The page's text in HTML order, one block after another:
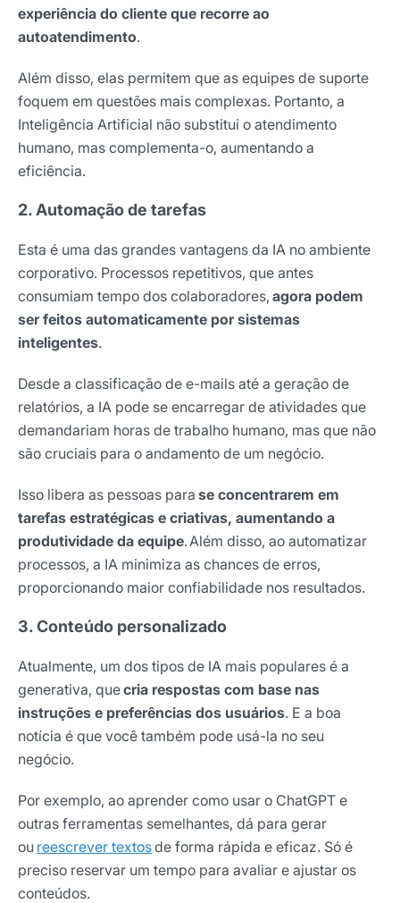
experiência do cliente que recorre ao
autoatendimento.
Além disso, elas permitem que as equipes de suporte
foquem em questões mais complexas. Portanto, a
Inteligência Artificial não substitui o atendimento
humano, mas complementa-o, aumentando a
eficiência.
2. Automação de tarefas
Esta é uma das grandes vantagens da IA no ambiente
corporativo. Processos repetitivos, que antes
consumiam tempo dos colaboradores, agora podem
ser feitos automaticamente por sistemas
inteligentes.
Desde a classificação de e-mails até a geração de
relatórios, a IA pode se encarregar de atividades que
demandariam horas de trabalho humano, mas que não
são cruciais para o andamento de um negócio.
Isso libera as pessoas para se concentrarem em
tarefas estratégicas e criativas, aumentando a
produtividade da equipe. Além disso, ao automatizar
processos, a IA minimiza as chances de erros,
proporcionando maior confiabilidade nos resultados.
3. Conteúdo personalizado
Atualmente, um dos tipos de IA mais populares é a
generativa, quecria respostas com base nas
instruções e preferências dos usuários. E a boa
notícia é que você também pode usá-la no seu
negócio.
Por exemplo, ao aprender como usar o ChatGPT e
outras ferramentas semelhantes, dá para gerar
ou reescrever textosde forma rápida e eficaz. Só é
preciso reservar um tempo para avaliar e ajustar os
conteúdos.